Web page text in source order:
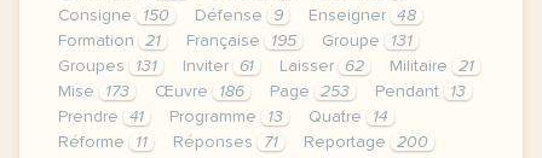
Consigne
150 Défense 9 Enseigner
48
Formation
21 Française 195 Groupe
131
Groupes
131 Inviter 61 Laisser 62 Militaire
21
Mise
173 Œuvre 186 Page 253 Pendant
13
Prendre
41 Programme 13 Quatre
14
Réforme
11 Réponses 71 Reportage
200